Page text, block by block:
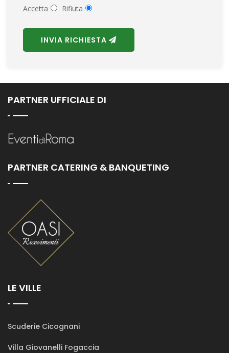
Accetta Rifiuta
INVIA RICHIESTA
PARTNER UFFICIALE DI
PARTNER CATERING & BANQUETING
LE VILLE
Scuderie Cicognani
Villa Giovanelli Fogaccia